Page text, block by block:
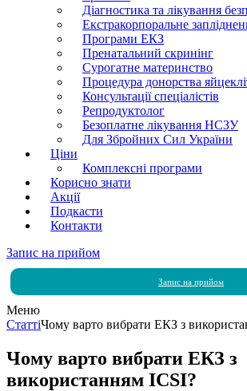
Діагностика та лікування
Екстракорпоральне
Програми ЕКЗ
Пренатальний скринінг
Сурогатне материнство
Процедура донорства
Консультації спеціалістів
Репродуктолог
Безоплатне лікування НСЗУ
Для Збройних Сил України
Ціни
Комплексні програми
Корисно знати
Акції
Подкасти
Контакти
Запис на прийом
Запис на прийом
Меню
СтаттіЧому варто вибрати ЕКЗ з
Чому варто вибрати ЕКЗ з
використанням ICSI?